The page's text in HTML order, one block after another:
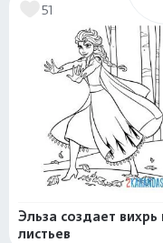
51
Эльза создает вихрь
листьев